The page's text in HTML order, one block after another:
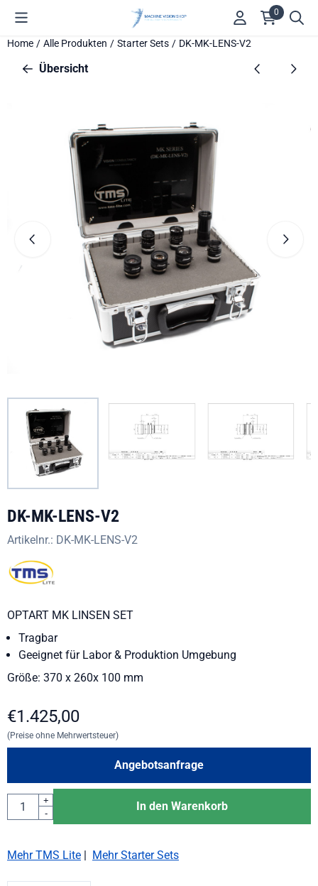
Cookie-Einstellungen verfügbar. Einstellungen wählen oder alle
0
Home / Alle Produkten / Starter Sets / DK-MK-LENS-V2
Übersicht
DK-MK-LENS-V2
Artikelnr.: DK-MK-LENS-V2
OPTART MK LINSEN SET
Tragbar
Geeignet für Labor & Produktion Umgebung
Größe: 370 x 260x 100 mm
€1.425,00
(Preise ohne Mehrwertsteuer)
Angebotsanfrage
Anzahl
+
-
In den Warenkorb
Mehr TMS Lite Mehr Starter Sets